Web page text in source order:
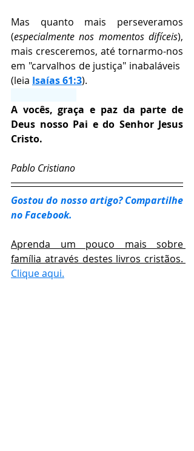
Mas quanto mais perseveramos
(especialmente nos momentos difíceis),
mais cresceremos, até tornarmo-nos
em "carvalhos de justiça" inabaláveis ​​
(leia Isaías 61:3).
A vocês, graça e paz da parte de
Deus nosso Pai e do Senhor Jesus
Cristo.
Pablo Cristiano
Gostou do nosso artigo? Compartilhe
no Facebook.
Aprenda um pouco mais sobre
Clique aqui.